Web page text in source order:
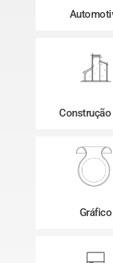
Construção
Gráfico